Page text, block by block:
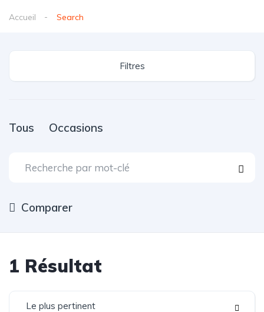
Accueil Search
Filtres
Tous Occasions
Comparer
1 Résultat
Le plus pertinent